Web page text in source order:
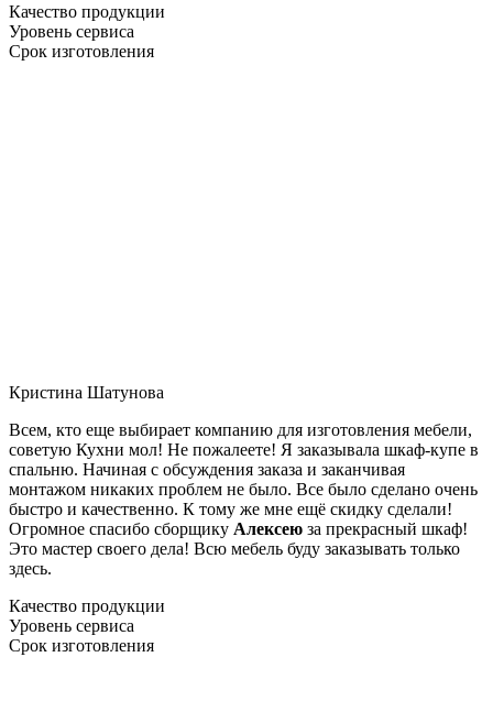
Качество продукции
Уровень сервиса
Срок изготовления
Кристина Шатунова
Всем, кто еще выбирает компанию для изготовления мебели,
советую Кухни мол! Не пожалеете! Я заказывала шкаф-купе в
спальню. Начиная с обсуждения заказа и заканчивая
монтажом никаких проблем не было. Все было сделано очень
быстро и качественно. К тому же мне ещё скидку сделали!
Огромное спасибо сборщику Алексею за прекрасный шкаф!
Это мастер своего дела! Всю мебель буду заказывать только
здесь.
Качество продукции
Уровень сервиса
Срок изготовления